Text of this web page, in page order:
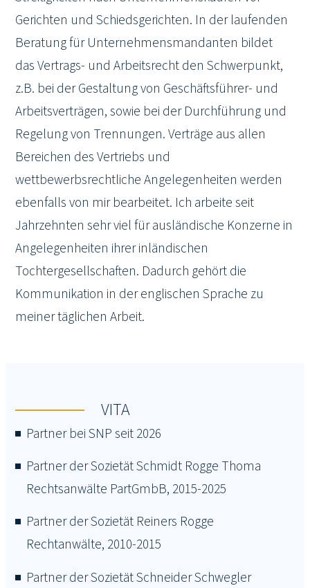
Gerichten und Schiedsgerichten. In der laufenden
Beratung für Unternehmensmandanten bildet
das Vertrags- und Arbeitsrecht den Schwerpunkt,
z.B. bei der Gestaltung von Geschäftsführer- und
Arbeitsverträgen, sowie bei der Durchführung und
Regelung von Trennungen. Verträge aus allen
Bereichen des Vertriebs und
wettbewerbsrechtliche Angelegenheiten werden
ebenfalls von mir bearbeitet. Ich arbeite seit
Jahrzehnten sehr viel für ausländische Konzerne in
Angelegenheiten ihrer inländischen
Tochtergesellschaften. Dadurch gehört die
Kommunikation in der englischen Sprache zu
meiner täglichen Arbeit.
VITA
Partner bei SNP seit 2026
Partner der Sozietät Schmidt Rogge Thoma
Rechtsanwälte PartGmbB, 2015-2025
Partner der Sozietät Reiners Rogge
Rechtanwälte, 2010-2015
Partner der Sozietät Schneider Schwegler